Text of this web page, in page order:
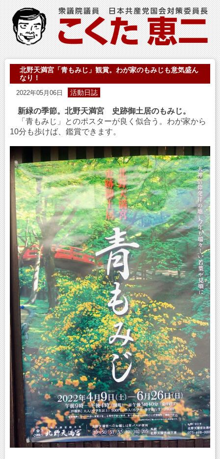
北野天満宮「青もみじ」観賞。わが家のもみじも意気盛ん
なり！
2022年05月06日 活動日誌
新緑の季節。北野天満宮 史跡御土居のもみじ。
「青もみじ」とのポスターが良く似合う。わが家から
10分も歩けば、鑑賞できます。